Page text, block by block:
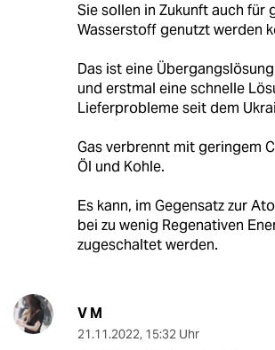
Sie sollen in Zukunft auch für
Wasserstoff genutzt werden
Das ist eine
und erstmal eine schnelle
Lieferprobleme seit dem
Gas verbrennt mit geringem
Öl und Kohle.
Es kann, im Gegensatz zur
bei zu wenig Regenativen
zugeschaltet werden.
V M
21.11.2022, 15:32 Uhr